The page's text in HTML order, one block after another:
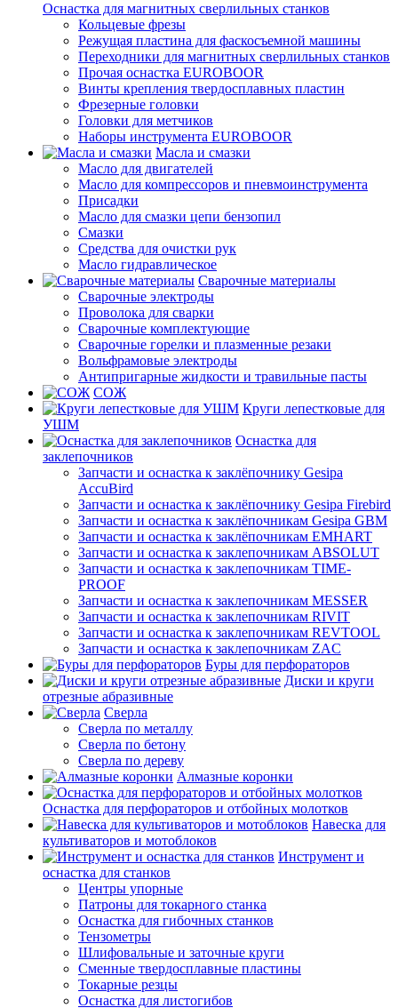
Оснастка для магнитных сверлильных станков
Кольцевые фрезы
Режущая пластина для фаскосъемной машины
Переходники для магнитных сверлильных станков
Прочая оснастка EUROBOOR
Винты крепления твердосплавных пластин
Фрезерные головки
Головки для метчиков
Наборы инструмента EUROBOOR
Масла и смазки
Масло для двигателей
Масло для компрессоров и пневмоинструмента
Присадки
Масло для смазки цепи бензопил
Смазки
Средства для очистки рук
Масло гидравлическое
Сварочные материалы
Сварочные электроды
Проволока для сварки
Сварочные комплектующие
Сварочные горелки и плазменные резаки
Вольфрамовые электроды
Антипригарные жидкости и травильные пасты
СОЖ
Круги лепестковые для
УШМ
Оснастка для
заклепочников
Запчасти и оснастка к заклёпочнику Gesipa
AccuBird
Запчасти и оснастка к заклёпочнику Gesipa Firebird
Запчасти и оснастка к заклёпочникам Gesipa GBM
Запчасти и оснастка к заклёпочникам EMHART
Запчасти и оснастка к заклепочникам ABSOLUT
Запчасти и оснастка к заклепочникам TIME-
PROOF
Запчасти и оснастка к заклепочникам MESSER
Запчасти и оснастка к заклепочникам RIVIT
Запчасти и оснастка к заклепочникам REVTOOL
Запчасти и оснастка к заклепочникам ZAC
Буры для перфораторов
Диски и круги
отрезные абразивные
Сверла
Сверла по металлу
Сверла по бетону
Сверла по дереву
Алмазные коронки
Оснастка для перфораторов и отбойных молотков
Навеска для
культиваторов и мотоблоков
Инструмент и
оснастка для станков
Центры упорные
Патроны для токарного станка
Оснастка для гибочных станков
Тензометры
Шлифовальные и заточные круги
Сменные твердосплавные пластины
Токарные резцы
Оснастка для листогибов